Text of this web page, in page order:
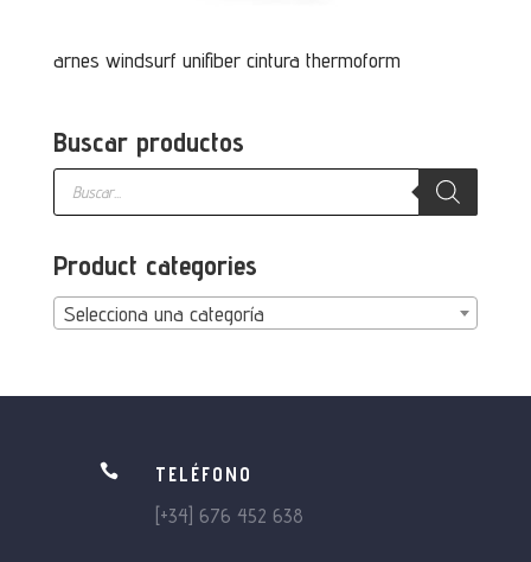
arnes windsurf unifiber cintura thermoform
Buscar productos
Búsqueda
productos
Product categories
Selecciona una categoría

TELÉFONO
[+34] 676 452 638